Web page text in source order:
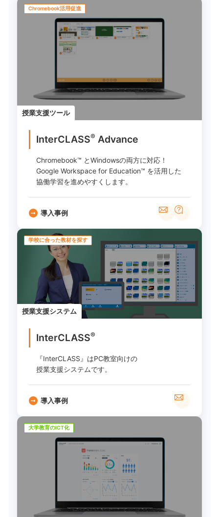
Chromebook活用促進
授業支援ツール
InterCLASS® Advance
Chromebook™ とWindowsの両方に対応！
Google Workspace for Education™ を活用した
協働学習を進めやすくします。
導入事例
学校に合った教材を探す
授業支援システム
InterCLASS®
『InterCLASS』はPC教室向けの
授業支援システムです。
導入事例
大学教育のICT化